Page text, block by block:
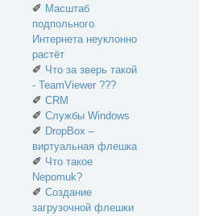
✐ Масштаб
подпольного
Интернета неуклонно
растёт
✐ Что за зверь такой
- TeamViewer ???
✐ CRM
✐ Службы Windows
✐ DropBox –
виртуальная флешка
✐ Что такое
Nepomuk?
✐ Создание
загрузочной флешки